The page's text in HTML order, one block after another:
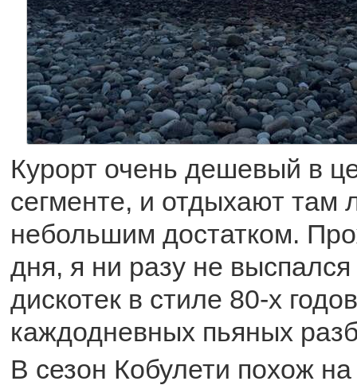
Курорт очень дешевый в
сегменте, и отдыхают там
небольшим достатком.
дня, я ни разу не
дискотек в стиле 80-х
каждодневных пьяных
В сезон Кобулети похож